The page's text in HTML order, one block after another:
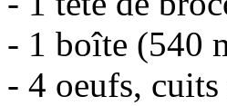
- 1 boîte (540
- 4 oeufs,